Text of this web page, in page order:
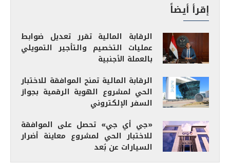
إقرأ أيضاً
الرقابة المالية تقرر تعديل ضوابط
عمليات التخصيم والتأجير التمويلي
بالعملة الأجنبية
الرقابة المالية تمنح الموافقة للاختبار
الحي لمشروع الهوية الرقمية بجواز
السفر الإلكتروني
«جي أي جي» تحصل على الموافقة
للاختبار الحي لمشروع معاينة أضرار
السيارات عن بُعد